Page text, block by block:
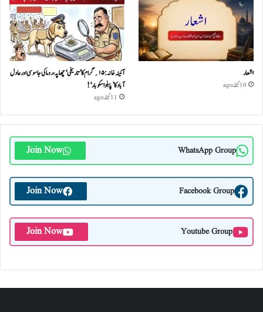
اشعار
10 گھنٹے ago
آئینہ خانہ :۱۵؍گرام کا ’تاریخی‘ چھاپہ، روما کی جاسوسی اور عادل
آباد کا ’پابلو اسکوبار‘!
11 گھنٹے ago
WhatsApp Group
Join Now
Facebook Group
Join Now
Youtube Group
Join Now